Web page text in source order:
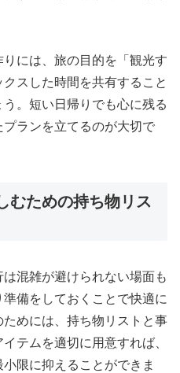
には、旅の目的を「観光す
スした時間を共有すること
。短い日帰りでも心に残る
ランを立てるのが大切で
むための持ち物リス
混雑が避けられない場面も
備をしておくことで快適に
めには、持ち物リストと事
テムを適切に用意すれば、
限に抑えることができま